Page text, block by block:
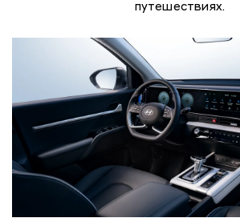
путешествиях.